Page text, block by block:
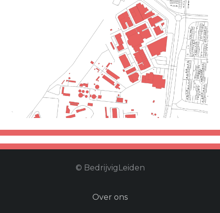
Merenwijk
Klik hier om het bedrijventerrein
profiel van de merenwijk te
openen
© BedrijvigLeiden
Over ons